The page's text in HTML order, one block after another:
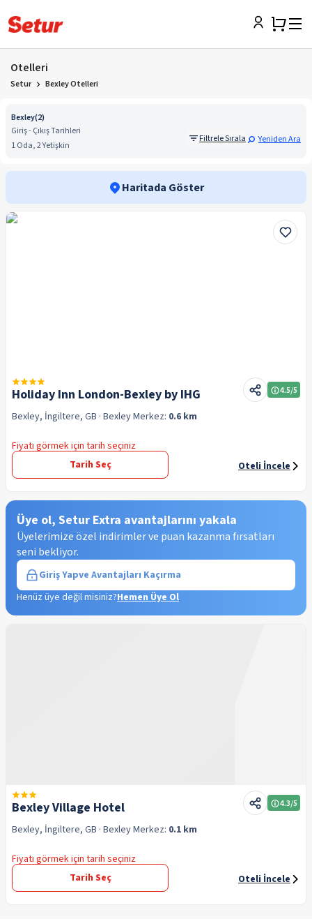
Otelleri
Setur Bexley Otelleri
Bexley(2)
Giriş - Çıkış Tarihleri
1 Oda, 2 Yetişkin
Filtrele Sırala Yeniden Ara
Haritada Göster
Holiday Inn London-Bexley by IHG 4.5/5
Bexley, İngiltere, GB · BexleyMerkez: 0.6 km
Fiyatı görmek için tarih seçiniz
Tarih Seç
Oteli İncele
Üye ol, Setur Extra avantajlarını yakala
Üyelerimize özel indirimler ve puan kazanma fırsatları
seni bekliyor.
Giriş Yapve Avantajları Kaçırma
Henüz üye değil misiniz?Hemen Üye Ol
Bexley Village Hotel 4.3/5
Bexley, İngiltere, GB · BexleyMerkez: 0.1 km
Fiyatı görmek için tarih seçiniz
Tarih Seç
Oteli İncele